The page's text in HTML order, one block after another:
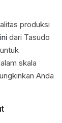
produksi
dari Tasudo
skala
Anda